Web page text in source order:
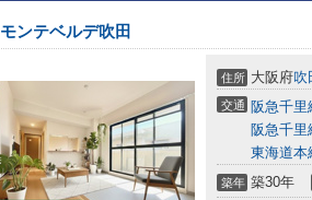
モンテベルデ吹田
住所 大阪府吹
交通 阪急千里
阪急千里
東海道本
築年 築30年